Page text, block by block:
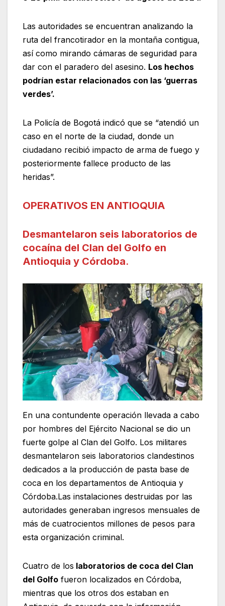
Las autoridades se encuentran analizando la
ruta del francotirador en la montaña contigua,
así como mirando cámaras de seguridad para
dar con el paradero del asesino. Los hechos
podrían estar relacionados con las ‘guerras
verdes’.
La Policía de Bogotá indicó que se “atendió un
caso en el norte de la ciudad, donde un
ciudadano recibió impacto de arma de fuego y
posteriormente fallece producto de las
heridas”.
OPERATIVOS EN ANTIOQUIA
Desmantelaron seis laboratorios de
cocaína del Clan del Golfo en
Antioquia y Córdoba.
En una contundente operación llevada a cabo
por hombres del Ejército Nacional se dio un
fuerte golpe al Clan del Golfo. Los militares
desmantelaron seis laboratorios clandestinos
dedicados a la producción de pasta base de
coca en los departamentos de Antioquia y
Córdoba.Las instalaciones destruidas por las
autoridades generaban ingresos mensuales de
más de cuatrocientos millones de pesos para
esta organización criminal.
Cuatro de los laboratorios de coca del Clan
del Golfo fueron localizados en Córdoba,
mientras que los otros dos estaban en